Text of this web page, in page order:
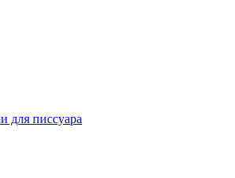
для писсуара